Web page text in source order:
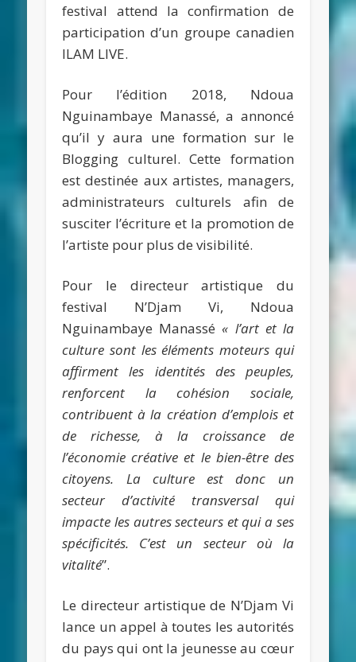
festival attend la confirmation de
participation d’un groupe canadien
ILAM LIVE.
Pour l’édition 2018, Ndoua
Nguinambaye Manassé, a annoncé
qu’il y aura une formation sur le
Blogging culturel. Cette formation
est destinée aux artistes, managers,
administrateurs culturels afin de
susciter l’écriture et la promotion de
l’artiste pour plus de visibilité.
Pour le directeur artistique du
festival N’Djam Vi, Ndoua
Nguinambaye Manassé« l’art et la
culture sont les éléments moteurs qui
affirment les identités des peuples,
renforcent la cohésion sociale,
contribuent à la création d’emplois et
de richesse, à la croissance de
l’économie créative et le bien-être des
citoyens. La culture est donc un
secteur d’activité transversal qui
impacte les autres secteurs et qui a ses
spécificités. C’est un secteur où la
vitalité”.
Le directeur artistique de N’Djam Vi
lance un appel à toutes les autorités
du pays qui ont la jeunesse au cœur